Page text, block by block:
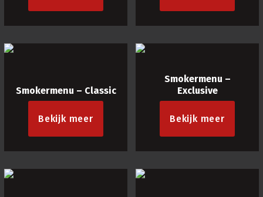
Smokermenu – Classic
Bekijk meer
Smokermenu –
Exclusive
Bekijk meer